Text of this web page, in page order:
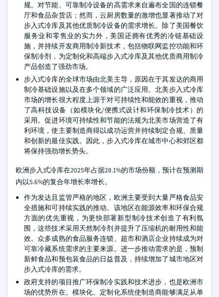
规。对节能、可靠制冷设备的高需求来自遍布全国的连锁餐
厅和食品杂货店；然而，云厨房数量的激增也显著推动了对
步入式冷库及其他优质制冷设备的需求增长。除了美国餐饮
服务业和零售业的实力外，美国还拥有优秀的冷链基础设
施，并持续开发商用制冷新技术，包括物联网监控功能和环
保制冷剂，为定制化和高端步入式冷库及其他优质商用制冷
产品创造了强劲市场。
步入式冷库的全球市场由北美主导，原因在于其发达的商用
制冷基础设施以及在多个领域的广泛应用。北美步入式冷库
市场的增长很大程度上源于对可持续性和能效的重视，推动
了高科技设备（如模块化/便携式设计和环保制冷技术）的
采用。促进环境可持续性和节能的法规为北美市场营造了有
利环境，使主要制造商得以成功运营并持续制定合规、质量
和创新的最佳实践。因此，步入式冷库在城市中心和郊区都
将保持强劲增长势头。
欧洲步入式冷库在2025年占据28.1%的市场份额，预计在预测期
内以5.6%的复合年增长率增长。
作为发达且监管严格的地区，欧洲主要受到大量严格食品安
全措施和可持续实践的推动。该地区在能源效率和环保合规
方面的优先重视，为更快部署新型制冷技术创造了有利氛
围，这些技术采用天然制冷剂并提升了压缩机的耐用性和能
效。众多成熟的食品服务连锁、超市和酒店企业持续成为对
可靠冷藏系统需求的主要来源。进一步推动需求的是，预制
新鲜食品和预包装食品的日益普及，持续增加了城市地区对
步入式冷库的需求。
政府支持的项目推广环保制冷实践和技术进步，也是欧洲市
场的优势所在。模块化、定制化系统使制造商能够满足从单